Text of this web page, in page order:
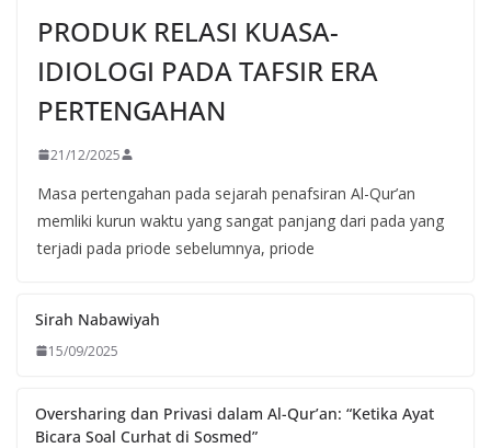
PRODUK RELASI KUASA-
IDIOLOGI PADA TAFSIR ERA
PERTENGAHAN
21/12/2025
Masa pertengahan pada sejarah penafsiran Al-Qur’an
memliki kurun waktu yang sangat panjang dari pada yang
terjadi pada priode sebelumnya, priode
Sirah Nabawiyah
15/09/2025
Oversharing dan Privasi dalam Al-Qur’an: “Ketika Ayat
Bicara Soal Curhat di Sosmed”